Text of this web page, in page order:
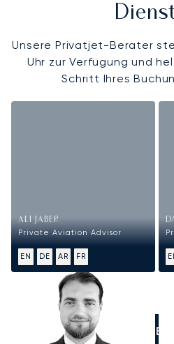
Unsere Privatjet-Berater
Uhr zur Verfügung und
Schritt Ihres
ALI JABER
Private Aviation Advisor
EN DE AR FR
RUFEN SIE